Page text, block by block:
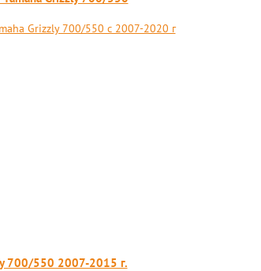
Grizzly 700/550 с 2007-2020 г
700/550 2007-2015 г.